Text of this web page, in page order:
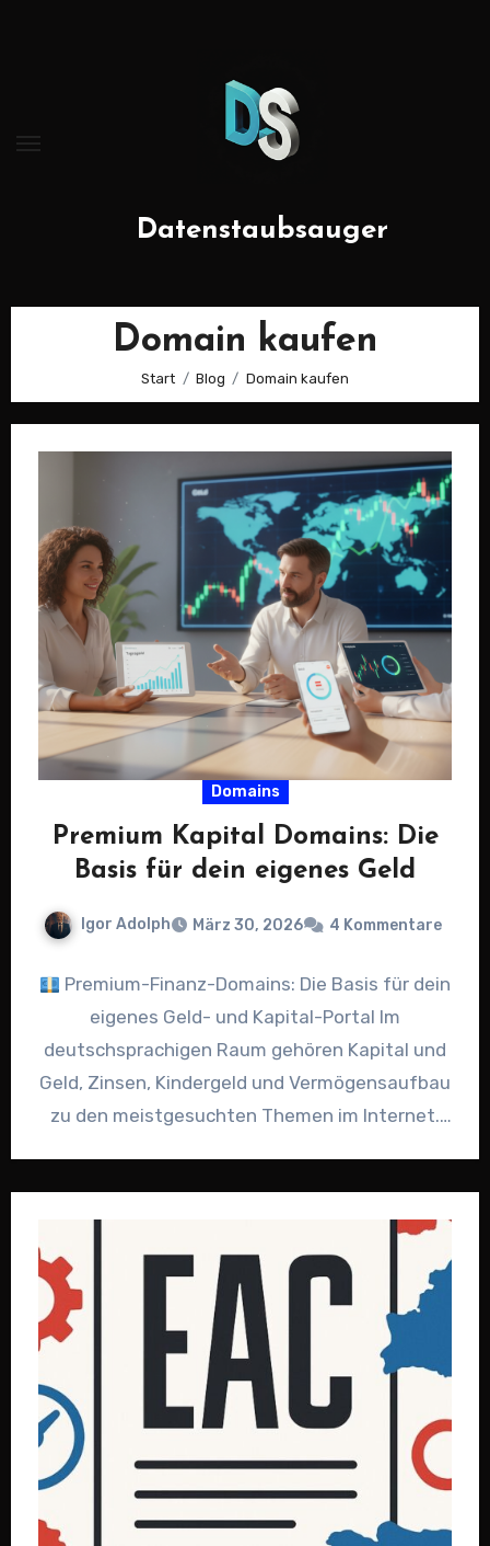
Datenstaubsauger
Domain kaufen
Start Blog Domain kaufen
Domains
Premium Kapital Domains: Die
Basis für dein eigenes Geld
Igor Adolph März 30, 2026 4 Kommentare
Premium-Finanz-Domains: Die Basis für dein
eigenes Geld- und Kapital-Portal Im
deutschsprachigen Raum gehören Kapital und
Geld, Zinsen, Kindergeld und Vermögensaufbau
zu den meistgesuchten Themen im Internet.